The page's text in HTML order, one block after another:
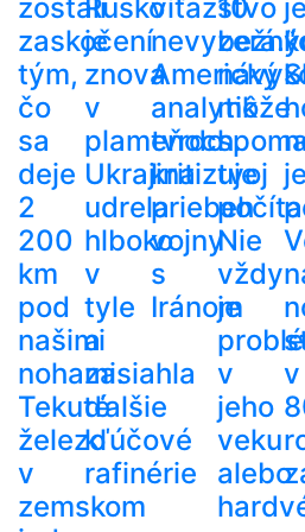
zostali
zaskočení
tým,
čo
sa
deje
2
200
km
pod
našimi
nohami.
Tekuté
železo
v
zemskom
Rusko
je
znova
v
plameňoch.
Ukrajina
udrela
hlboko
v
tyle
a
zasiahla
ďalšie
kľúčové
rafinérie
víťazstvo
nevyzerá.“
Americký
analytik
tvrdo
kritizuje
priebeh
vojny
s
Iránom
10
môže
tvoj
Nie
vždy
je
v
jeho
veku
alebo
je
v